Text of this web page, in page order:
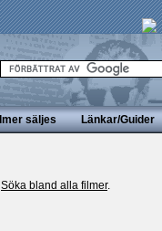
säljes Länkar/Guider
Söka bland alla filmer.